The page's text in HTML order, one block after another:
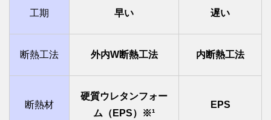
工期 早い 遅い
断熱工法 外内W断熱工法 内断熱工法
断熱材
硬質ウレタンフォー
ム（EPS）※¹
EPS